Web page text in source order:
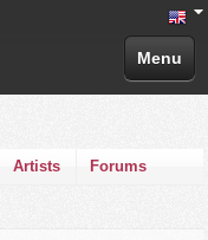
Menu
Artists Forums